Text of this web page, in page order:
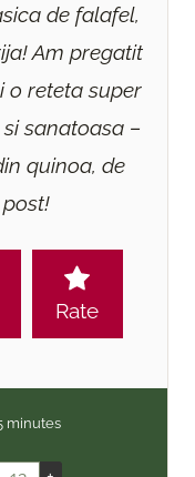
de falafel,
Am pregatit
o reteta super
sanatoasa –
quinoa, de
post!
Rate
m
n
minutes